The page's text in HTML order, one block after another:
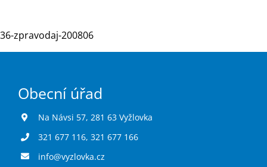
Hlášení závad
36-zpravodaj-200806
Obecní úřad
Na Návsi 57, 281 63 Vyžlovka
321 677 116, 321 677 166
info@vyzlovka.cz